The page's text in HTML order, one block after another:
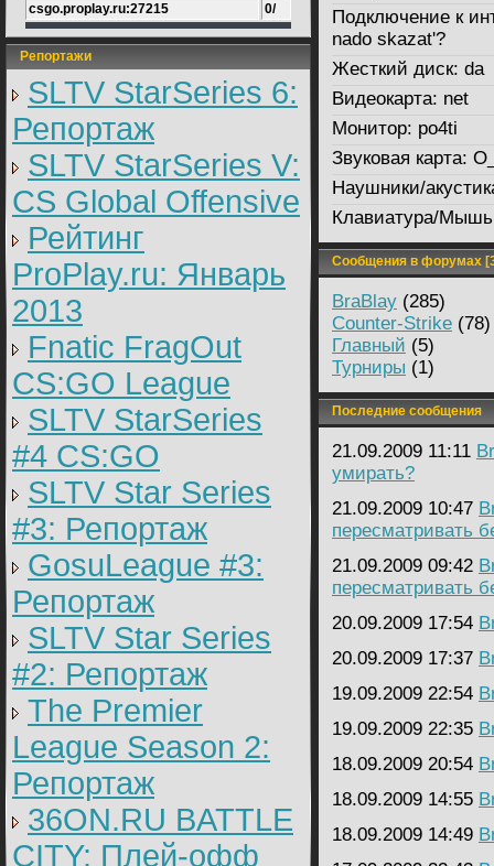
csgo.proplay.ru:27215 0/
Репортажи
SLTV StarSeries 6:
Репортаж
SLTV StarSeries V:
CS Global Offensive
Рейтинг
ProPlay.ru: Январь
2013
Fnatic FragOut
CS:GO League
SLTV StarSeries
#4 CS:GO
SLTV Star Series
#3: Репортаж
GosuLeague #3:
Репортаж
SLTV Star Series
#2: Репортаж
The Premier
League Season 2:
Репортаж
36ON.RU BATTLE
CITY: Плей-офф
Подключение к
nado skazat'?
Жесткий диск: da
Видеокарта: net
Монитор: po4ti
Звуковая карта:
Наушники/
Клавиатура/
Сообщения в форумах
BraBlay (285)
Counter-Strike (78)
Главный (5)
Турниры (1)
Последние сообщения
21.09.2009 11:11
умирать?
21.09.2009 10:47
пересматривать
21.09.2009 09:42
пересматривать
20.09.2009 17:54
20.09.2009 17:37
19.09.2009 22:54
19.09.2009 22:35
18.09.2009 20:54
18.09.2009 14:55
18.09.2009 14:49